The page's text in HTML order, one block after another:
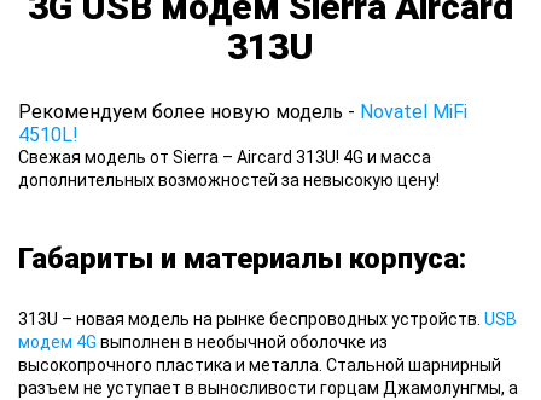
313U
Рекомендуем более новую модель - Novatel MiFi
4510L!
Свежая модель от Sierra – Aircard 313U! 4G и масса
дополнительных возможностей за невысокую цену!
Габариты и материалы корпуса:
313U – новая модель на рынке беспроводных устройств. USB
модем 4G выполнен в необычной оболочке из
высокопрочного пластика и металла. Стальной шарнирный
разъем не уступает в выносливости горцам Джамолунгмы, а